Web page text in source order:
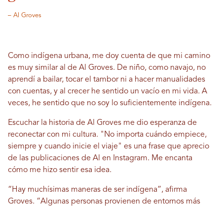
– Al Groves
Como indígena urbana, me doy cuenta de que mi camino
es muy similar al de Al Groves. De niño, como navajo, no
aprendí a bailar, tocar el tambor ni a hacer manualidades
con cuentas, y al crecer he sentido un vacío en mi vida. A
veces, he sentido que no soy lo suficientemente indígena.
Escuchar la historia de Al Groves me dio esperanza de
reconectar con mi cultura. "No importa cuándo empiece,
siempre y cuando inicie el viaje" es una frase que aprecio
de las publicaciones de Al en Instagram. Me encanta
cómo me hizo sentir esa idea.
“Hay muchísimas maneras de ser indígena”, afirma
Groves. “Algunas personas provienen de entornos más